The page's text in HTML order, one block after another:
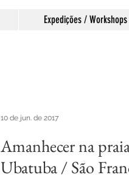
Expedições / Workshops
Amanhecer na
Ubatuba / São
10 de jun. de 2017